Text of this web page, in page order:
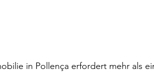
in Pollença erfordert mehr als